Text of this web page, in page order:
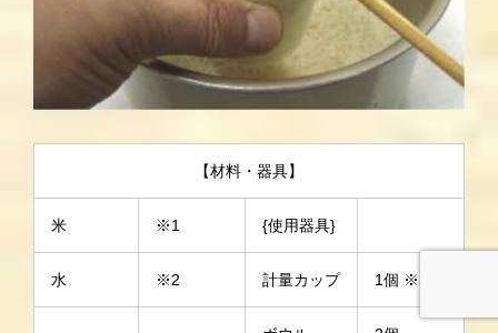
【材料・器具】
米 ※1 {使用器具}
水 ※2 計量カップ 1個 ※3